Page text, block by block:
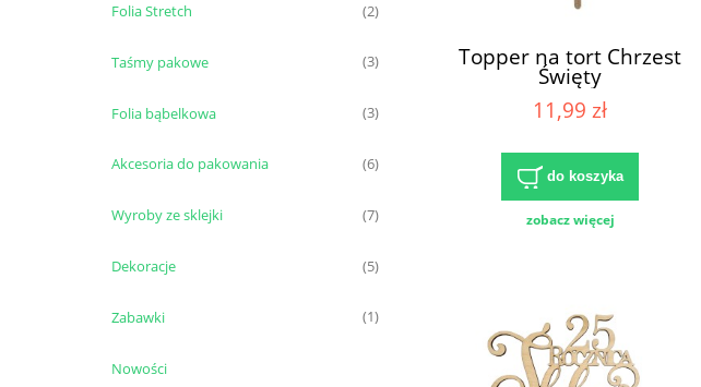
Folia Stretch (2)
Taśmy pakowe (3)
Folia bąbelkowa (3)
Akcesoria do pakowania (6)
Wyroby ze sklejki (7)
Dekoracje (5)
Zabawki (1)
Nowości
Topper na tort Chrzest
Święty
11,99 zł
do koszyka
zobacz więcej